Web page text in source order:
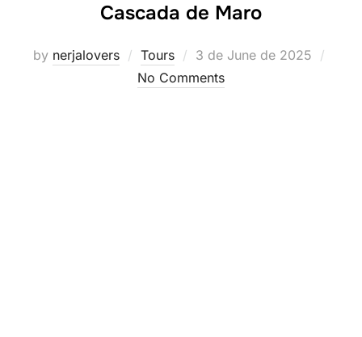
Cascada de Maro
by nerjalovers Tours
Posted
on
3 de June de 2025
No Comments